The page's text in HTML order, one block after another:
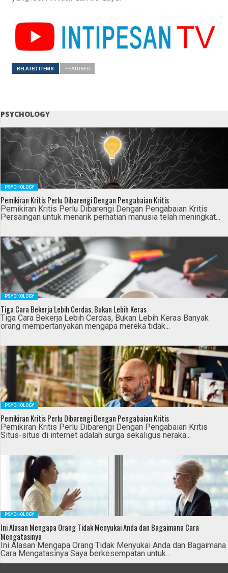
RELATED ITEMS FEATURED
PSYCHOLOGY
PSYCHOLOGY
Pemikiran Kritis Perlu Dibarengi Dengan Pengabaian Kritis
Pemikiran Kritis Perlu Dibarengi Dengan Pengabaian Kritis
Persaingan untuk menarik perhatian manusia telah meningkat...
PSYCHOLOGY
Tiga Cara Bekerja Lebih Cerdas, Bukan Lebih Keras
Tiga Cara Bekerja Lebih Cerdas, Bukan Lebih Keras Banyak
orang mempertanyakan mengapa mereka tidak...
PSYCHOLOGY
Pemikiran Kritis Perlu Dibarengi Dengan Pengabaian Kritis
Pemikiran Kritis Perlu Dibarengi Dengan Pengabaian Kritis
Situs-situs di internet adalah surga sekaligus neraka...
PSYCHOLOGY
Ini Alasan Mengapa Orang Tidak Menyukai Anda dan Bagaimana Cara
Mengatasinya
Ini Alasan Mengapa Orang Tidak Menyukai Anda dan Bagaimana
Cara Mengatasinya Saya berkesempatan untuk...